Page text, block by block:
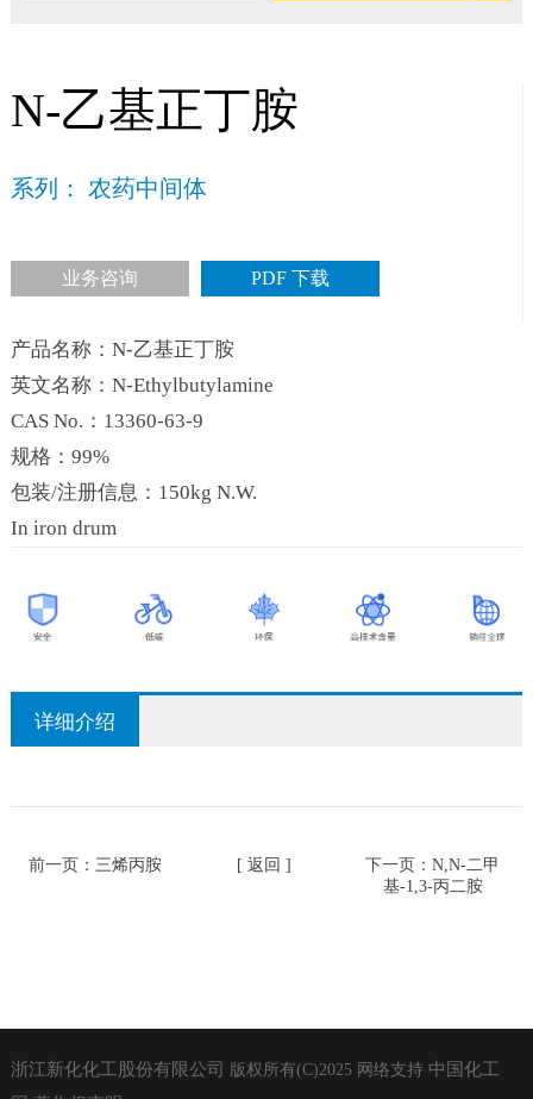
N-乙基正丁胺
系列： 农药中间体
业务咨询 PDF 下载
产品名称：N-乙基正丁胺
英文名称：N-Ethylbutylamine
CAS No.：13360-63-9
规格：99%
包装/注册信息：150kg N.W.
In iron drum
详细介绍
前一页： 三烯丙胺 [ 返回 ] 下一页：N,N-二甲
基-1,3-丙二胺
浙江新化化工股份有限公司 版权所有(C)2025网络支持 中国化工